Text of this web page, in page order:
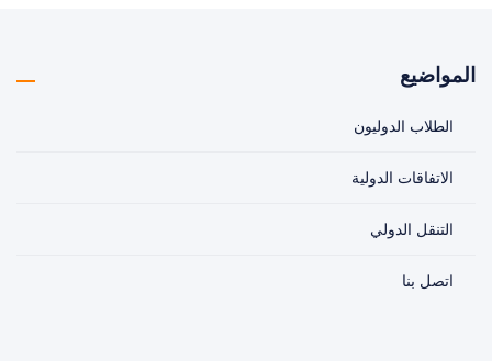
المواضيع
الطلاب الدوليون
الاتفاقات الدولية
التنقل الدولي
اتصل بنا